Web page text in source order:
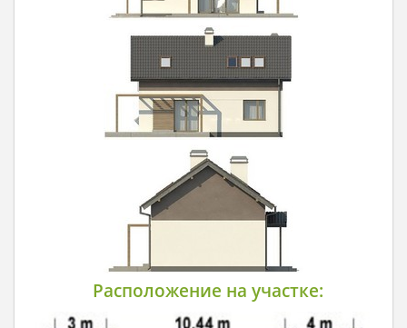
Расположение на участке: